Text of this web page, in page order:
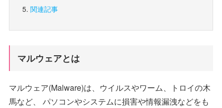
関連記事
マルウェアとは
マルウェア(Malware)は、ウイルスやワーム、トロイの木
馬など、 パソコンやシステムに損害や情報漏洩などをも